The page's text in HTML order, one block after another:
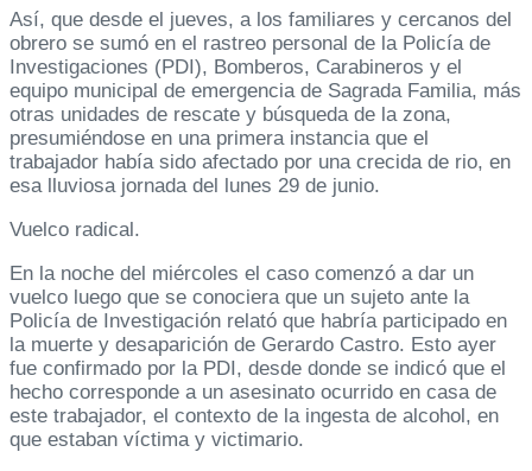
Así, que desde el jueves, a los familiares y cercanos del
obrero se sumó en el rastreo personal de la Policía de
Investigaciones (PDI), Bomberos, Carabineros y el
equipo municipal de emergencia de Sagrada Familia, más
otras unidades de rescate y búsqueda de la zona,
presumiéndose en una primera instancia que el
trabajador había sido afectado por una crecida de rio, en
esa lluviosa jornada del lunes 29 de junio.
Vuelco radical.
En la noche del miércoles el caso comenzó a dar un
vuelco luego que se conociera que un sujeto ante la
Policía de Investigación relató que habría participado en
la muerte y desaparición de Gerardo Castro. Esto ayer
fue confirmado por la PDI, desde donde se indicó que el
hecho corresponde a un asesinato ocurrido en casa de
este trabajador, el contexto de la ingesta de alcohol, en
que estaban víctima y victimario.